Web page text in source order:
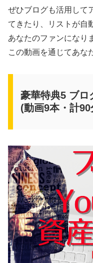
ぜひブログも活用して
てきたり、リストが自
あなたのファンになり
この動画を通じてあな
豪華特典5 ブロ
(動画9本・計90